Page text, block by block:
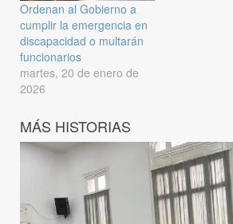
Ordenan al Gobierno a
cumplir la emergencia en
discapacidad o multarán
funcionarios
martes, 20 de enero de
2026
MÁS HISTORIAS